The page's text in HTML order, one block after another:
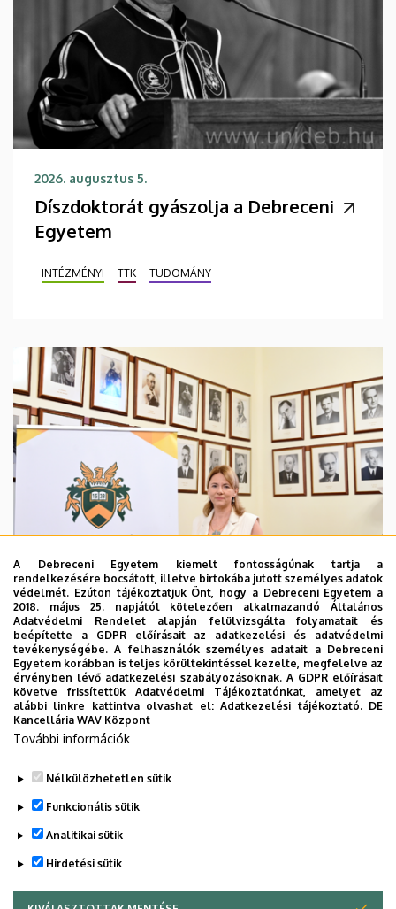
2026. augusztus 5.
Díszdoktorát gyászolja a Debreceni
Egyetem
INTÉZMÉNYI TTK TUDOMÁNY
2026. augusztus 5.
Hagyományőrzés és innováció a
Bölcsészettudományi Karon
BÖLCSÉSZETTUDOMÁNY
A Debreceni Egyetem kiemelt fontosságúnak tartja a
rendelkezésére bocsátott, illetve birtokába jutott személyes adatok
védelmét. Ezúton tájékoztatjuk Önt, hogy a Debreceni Egyetem a
2018. május 25. napjától kötelezően alkalmazandó Általános
Adatvédelmi Rendelet alapján felülvizsgálta folyamatait és
beépítette a GDPR előírásait az adatkezelési és adatvédelmi
tevékenységébe. A felhasználók személyes adatait a Debreceni
Egyetem korábban is teljes körültekintéssel kezelte, megfelelve az
érvényben lévő adatkezelési szabályozásoknak. A GDPR előírásait
követve frissítettük Adatvédelmi Tájékoztatónkat, amelyet az
alábbi linkre kattintva olvashat el:Adatkezelési tájékoztató. DE
Kancellária WAV Központ
További információk
Nélkülözhetetlen sütik
Funkcionális sütik
Analitikai sütik
Hirdetési sütik